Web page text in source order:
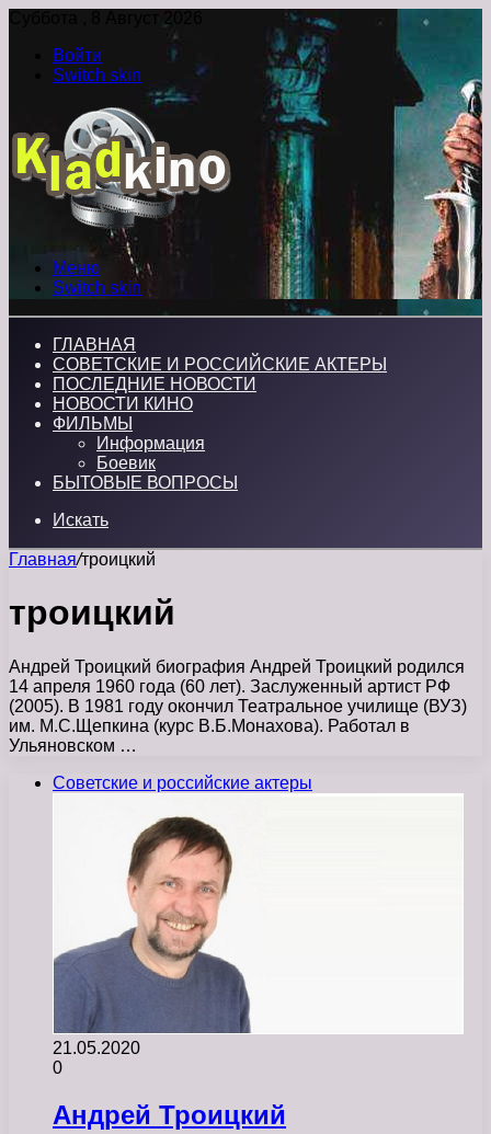
Суббота , 8 Август 2026
Войти
Switch skin
Меню
Switch skin
ГЛАВНАЯ
СОВЕТСКИЕ И РОССИЙСКИЕ АКТЕРЫ
ПОСЛЕДНИЕ НОВОСТИ
НОВОСТИ КИНО
ФИЛЬМЫ
Информация
Боевик
БЫТОВЫЕ ВОПРОСЫ
Искать
Главная/троицкий
троицкий
Андрей Троицкий биография Андрей Троицкий родился
14 апреля 1960 года (60 лет). Заслуженный артист РФ
(2005). В 1981 году окончил Театральное училище (ВУЗ)
им. М.С.Щепкина (курс В.Б.Монахова). Работал в
Ульяновском …
Советские и российские актеры
21.05.2020
0
Андрей Троицкий